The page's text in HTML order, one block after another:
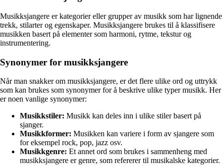
Musikksjangere er kategorier eller grupper av musikk som har lignende
trekk, stilarter og egenskaper. Musikksjangere brukes til å klassifisere
musikken basert på elementer som harmoni, rytme, tekstur og
instrumentering.
Synonymer for musikksjangere
Når man snakker om musikksjangere, er det flere ulike ord og uttrykk
som kan brukes som synonymer for å beskrive ulike typer musikk. Her
er noen vanlige synonymer:
Musikkstiler: Musikk kan deles inn i ulike stiler basert på
sjanger.
Musikkformer: Musikken kan variere i form av sjangere som
for eksempel rock, pop, jazz osv.
Musikkgenre: Et annet ord som brukes i sammenheng med
musikksjangere er genre, som refererer til musikalske kategorier.